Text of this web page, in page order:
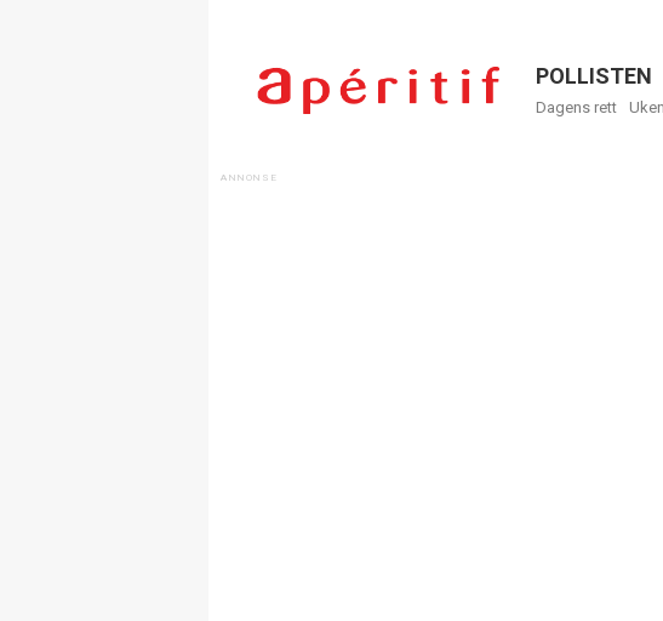
Menu
POLLISTEN
Dagens rett